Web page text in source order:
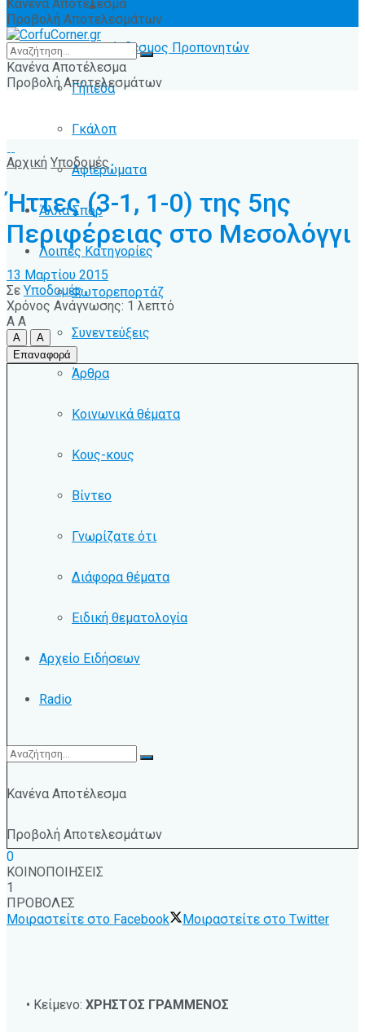
Ειδήσεις
Σύνδεσμος Προπονητών
Γήπεδα
Γκάλοπ
Αφιερώματα
Άλλα Σπόρ
Λοιπές Κατηγορίες
Φωτορεπορτάζ
Συνεντεύξεις
Άρθρα
Κοινωνικά θέματα
Κους-κους
Βίντεο
Γνωρίζατε ότι
Διάφορα θέματα
Ειδική θεματολογία
Αρχείο Ειδήσεων
Radio
Κανένα Αποτέλεσμα
Προβολή Αποτελεσμάτων
Κανένα Αποτέλεσμα
Προβολή Αποτελεσμάτων
Κανένα Αποτέλεσμα
Προβολή Αποτελεσμάτων
Αρχική Υποδομές
Ήττες (3-1, 1-0) της 5ης
Περιφέρειας στο Μεσολόγγι
13 Μαρτίου 2015
Σε Υποδομές
Χρόνος Ανάγνωσης: 1 λεπτό
A A
A
A
Επαναφορά
0
ΚΟΙΝΟΠΟΙΗΣΕΙΣ
1
ΠΡΟΒΟΛΕΣ
Μοιραστείτε στο Facebook
Μοιραστείτε στο Twitter
• Κείμενο: ΧΡΗΣΤΟΣ ΓΡΑΜΜΕΝΟΣ